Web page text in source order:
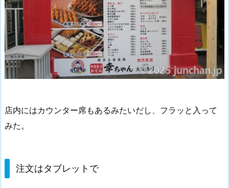
店内にはカウンター席もあるみたいだし、フラッと入って
みた。
注文はタブレットで